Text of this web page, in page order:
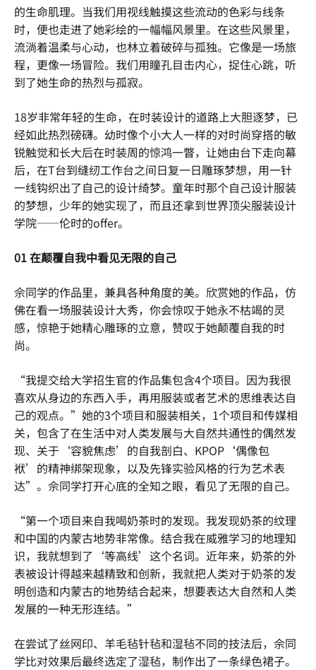
的生命肌理。当我们用视线触摸这些流动的色彩与线条
时，便也走进了她彩绘的一幅幅风景里。在这些风景里，
流淌着温柔与心动，也林立着破碎与孤独。它像是一场旅
程，更像一场冒险。我们用瞳孔目击内心，捉住心跳，听
到了她生命的热烈与孤寂。
18岁非常年轻的生命，在时装设计的道路上大胆逐梦，已
经如此热烈磅礴。幼时像个小大人一样的对时尚穿搭的敏
锐触觉和长大后在时装周的惊鸿一瞥，让她由台下走向幕
后，在T台到缝纫工作台之间日复一日雕琢梦想，用一针
一线钩织出了自己的设计绮梦。童年时那个自己设计服装
的梦想，少年的她实现了，而且还拿到世界顶尖服装设计
学院——伦时的offer。
01 在颠覆自我中看见无限的自己
佘同学的作品里，兼具各种角度的美。欣赏她的作品，仿
佛在看一场服装设计大秀，你会惊叹于她永不枯竭的灵
感，惊艳于她精心雕琢的立意，赞叹于她颠覆自我的时
尚。
“我提交给大学招生官的作品集包含4个项目。因为我很
喜欢从身边的东西入手，再用服装或者艺术的思维表达自
己的观点。”她的3个项目和服装相关，1个项目和传媒相
关，包含了在生活中对人类发展与大自然共通性的偶然发
现、关于‘容貌焦虑’的自我剖白、KPOP‘偶像包
袱’的精神绑架现象，以及先锋实验风格的行为艺术表
达”。佘同学打开心底的全知之眼，看见了无限的自己。
“第一个项目来自我喝奶茶时的发现。我发现奶茶的纹理
和中国的内蒙古地势非常像。结合我在威雅学习的地理知
识，我就想到了‘等高线’这个名词。近年来，奶茶的外
表被设计得越来越精致和创新，我就把人类对于奶茶的发
明创造和内蒙古的地势结合起来，想要表达大自然和人类
发展的一种无形连结。”
在尝试了丝网印、羊毛毡针毡和湿毡不同的技法后，佘同
学比对效果后最终选定了湿毡，制作出了一条绿色裙子。